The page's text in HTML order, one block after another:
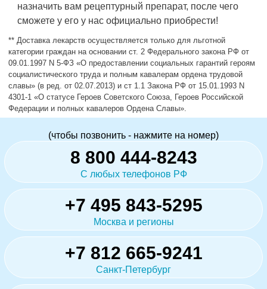
назначить вам рецептурный препарат, после чего
сможете у его у нас официально приобрести!
** Доставка лекарств осуществляется только для льготной
категории граждан на основании ст. 2 Федерального закона РФ от
09.01.1997 N 5-ФЗ «О предоставлении социальных гарантий героям
социалистического труда и полным кавалерам ордена трудовой
славы» (в ред. от 02.07.2013) и ст 1.1 Закона РФ от 15.01.1993 N
4301-1 «О статусе Героев Советского Союза, Героев Российской
Федерации и полных кавалеров Ордена Славы».
(чтобы позвонить - нажмите на номер)
8 800 444-8243
С любых телефонов РФ
+7 495 843-5295
Москва и регионы
+7 812 665-9241
Санкт-Петербург